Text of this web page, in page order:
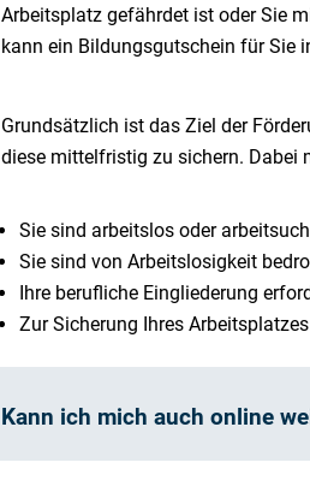
Arbeitsplatz gefährdet ist oder Sie
kann ein Bildungsgutschein für Sie
Grundsätzlich ist das Ziel der
diese mittelfristig zu sichern. Dabei
Sie sind arbeitslos oder
Sie sind von Arbeitslosigkeit
Ihre berufliche Eingliederung
Zur Sicherung Ihres
Kann ich mich auch online